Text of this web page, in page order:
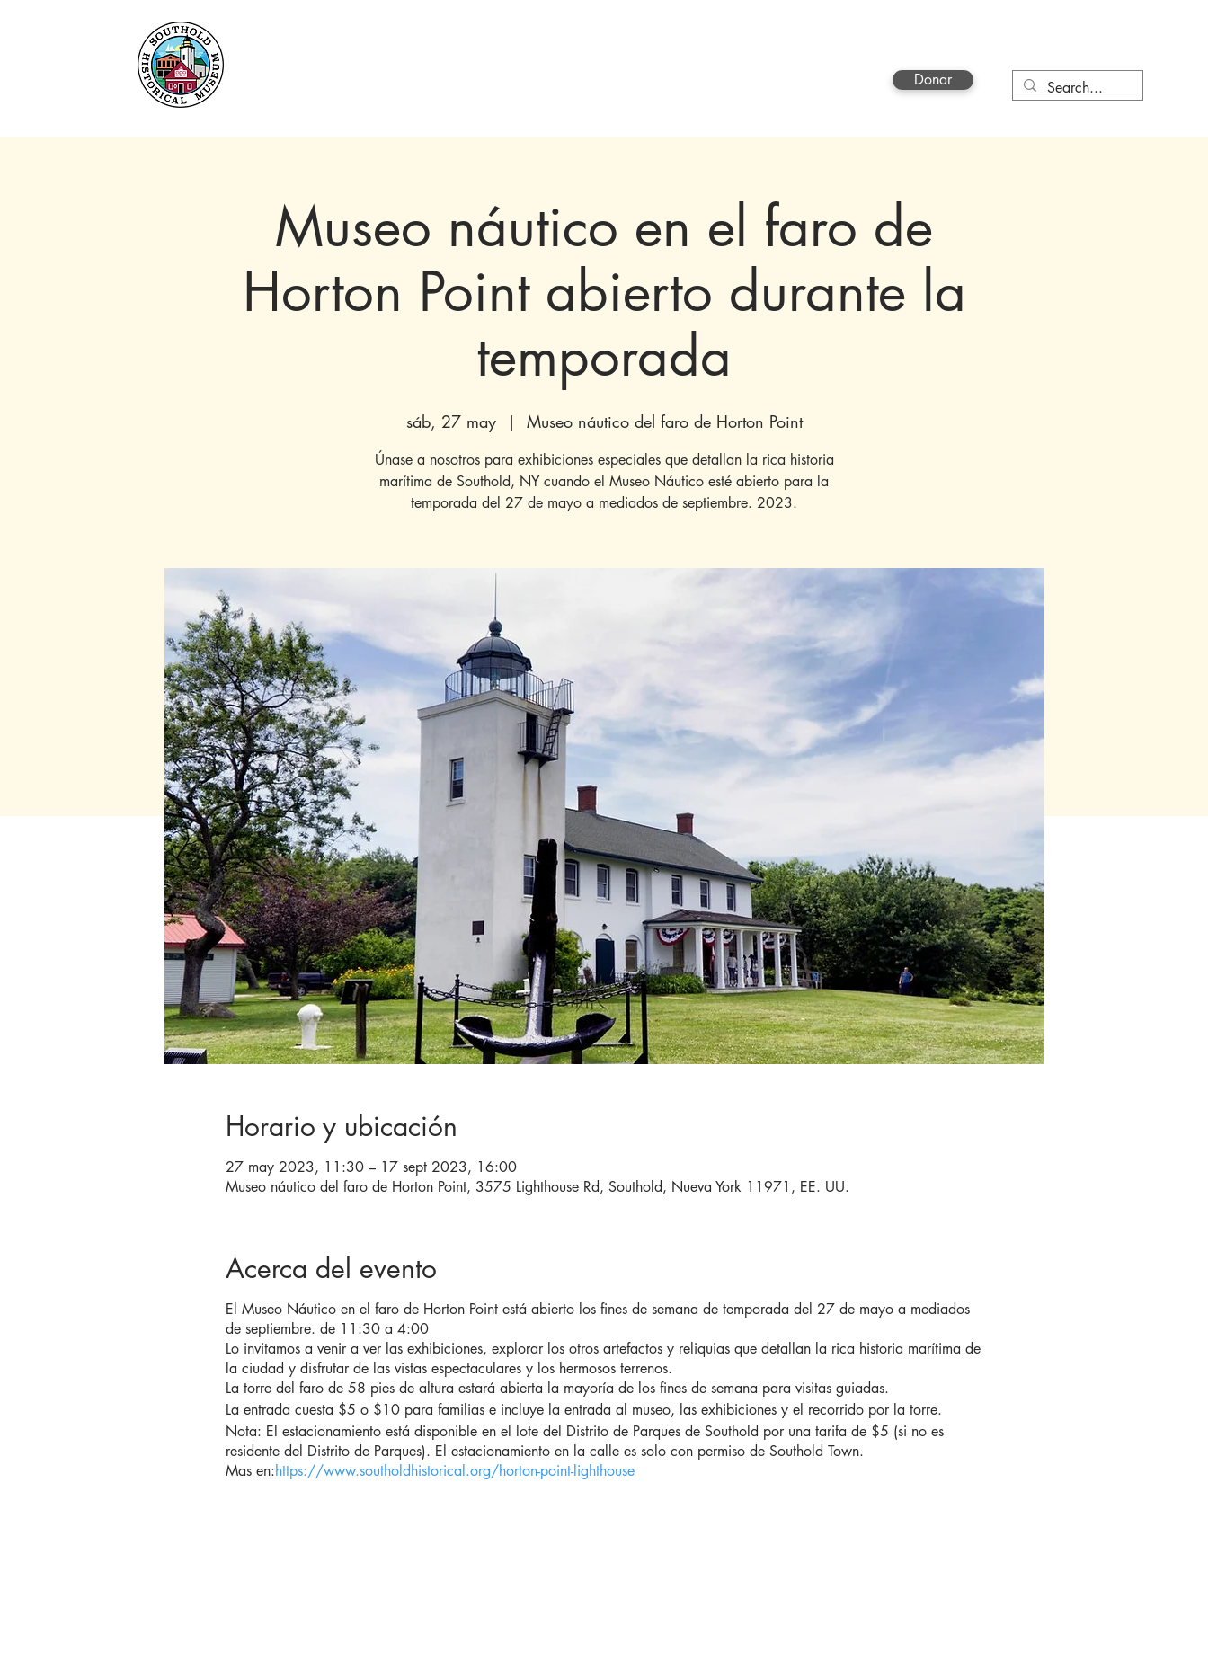
Donar
Museo náutico en el faro de
Horton Point abierto durante la
temporada
sáb, 27 may
  |
Museo náutico del faro de Horton Point
Únase a nosotros para exhibiciones especiales que detallan la rica historia
marítima de Southold, NY cuando el Museo Náutico esté abierto para la
temporada del 27 de mayo a mediados de septiembre. 2023.
Horario y ubicación
27 may 2023, 11:30 – 17 sept 2023, 16:00
Museo náutico del faro de Horton Point, 3575 Lighthouse Rd, Southold, Nueva York 11971, EE. UU.
Acerca del evento
El Museo Náutico en el faro de Horton Point está abierto los fines de semana de temporada del 27 de mayo a mediados
de septiembre. de 11:30 a 4:00
Lo invitamos a venir a ver las exhibiciones, explorar los otros artefactos y reliquias que detallan la rica historia marítima de
la ciudad y disfrutar de las vistas espectaculares y los hermosos terrenos.
La torre del faro de 58 pies de altura estará abierta la mayoría de los fines de semana para visitas guiadas.
La entrada cuesta $5 o $10 para familias e incluye la entrada al museo, las exhibiciones y el recorrido por la torre.
Nota: El estacionamiento está disponible en el lote del Distrito de Parques de Southold por una tarifa de $5 (si no es
residente del Distrito de Parques). El estacionamiento en la calle es solo con permiso de Southold Town.
Mas en:https://www.southoldhistorical.org/horton-point-lighthouse